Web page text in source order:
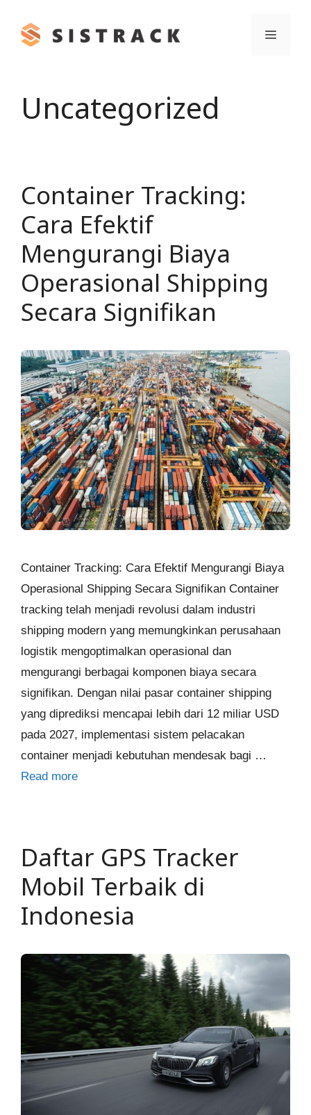
content
Menu
Uncategorized
Container Tracking:
Cara Efektif
Mengurangi Biaya
Operasional Shipping
Secara Signifikan
Container Tracking: Cara Efektif Mengurangi Biaya
Operasional Shipping Secara Signifikan Container
tracking telah menjadi revolusi dalam industri
shipping modern yang memungkinkan perusahaan
logistik mengoptimalkan operasional dan
mengurangi berbagai komponen biaya secara
signifikan. Dengan nilai pasar container shipping
yang diprediksi mencapai lebih dari 12 miliar USD
pada 2027, implementasi sistem pelacakan
container menjadi kebutuhan mendesak bagi …
Read more
Daftar GPS Tracker
Mobil Terbaik di
Indonesia